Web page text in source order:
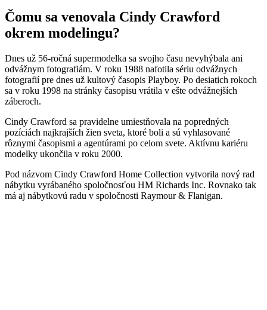
Čomu sa venovala Cindy Crawford
okrem modelingu?
Dnes už 56-ročná supermodelka sa svojho času nevyhýbala ani
odvážnym fotografiám. V roku 1988 nafotila sériu odvážnych
fotografií pre dnes už kultový časopis Playboy. Po desiatich rokoch
sa v roku 1998 na stránky časopisu vrátila v ešte odvážnejších
záberoch.
Cindy Crawford sa pravidelne umiestňovala na popredných
pozíciách najkrajších žien sveta, ktoré boli a sú vyhlasované
rôznymi časopismi a agentúrami po celom svete. Aktívnu kariéru
modelky ukončila v roku 2000.
Pod názvom Cindy Crawford Home Collection vytvorila nový rad
nábytku vyrábaného spoločnosťou HM Richards Inc. Rovnako tak
má aj nábytkovú radu v spoločnosti Raymour & Flanigan.